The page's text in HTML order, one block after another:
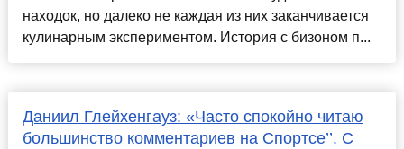
находок, но далеко не каждая из них заканчивается
кулинарным экспериментом. История с бизоном п...
Даниил Глейхенгауз: «Часто спокойно читаю
большинство комментариев на Спортсе’’. С